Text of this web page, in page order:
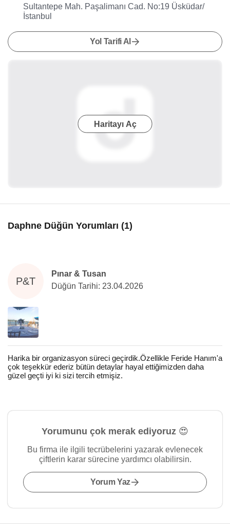
Sultantepe Mah. Paşalimanı Cad. No:19 Üsküdar/
İstanbul
Yol Tarifi Al
Haritayı Aç
Daphne Düğün Yorumları (1)
P&T
Pınar & Tusan
Düğün Tarihi: 23.04.2026
Harika bir organizasyon süreci geçirdik.Özellikle Feride Hanım'a
çok teşekkür ederiz bütün detaylar hayal ettiğimizden daha
güzel geçti iyi ki sizi tercih etmişiz.
Yorumunu çok merak ediyoruz 😍
Bu firma ile ilgili tecrübelerini yazarak evlenecek
çiftlerin karar sürecine yardımcı olabilirsin.
Yorum Yaz